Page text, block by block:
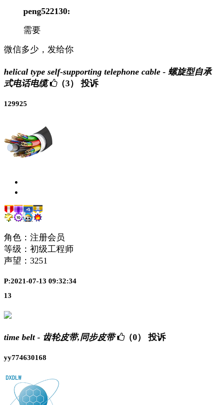
peng522130:
需要
微信多少，发给你
helical type self-supporting telephone cable - 螺旋型自承
式电话电缆
（3） 投诉
129925
角色：注册会员
等级：初级工程师
声望： 3251
P:2021-07-13 09:32:34
13
time belt - 齿轮皮带,同步皮带 （0） 投诉
yy774630168